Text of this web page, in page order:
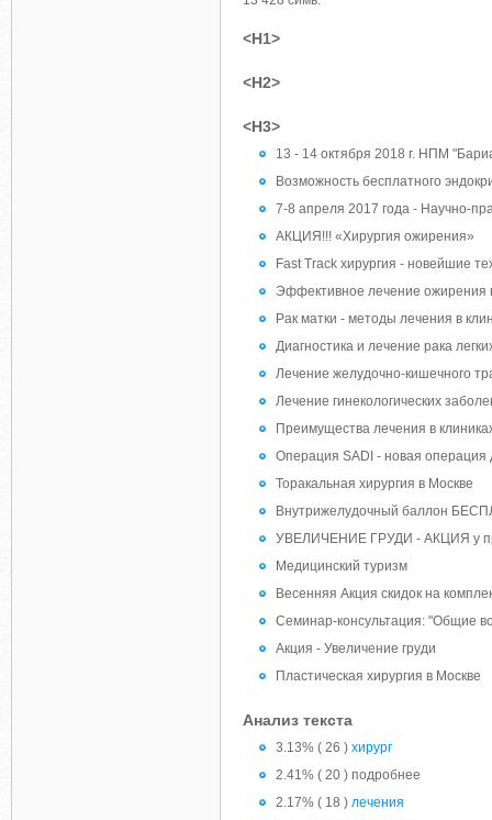
<H1>
<H2>
<H3>
13 - 14 октября 2018 г. НПМ
Возможность бесплатного
7-8 апреля 2017 года - Научно-
АКЦИЯ!!! «Хирургия ожирения»
Fast Track хирургия - новейшие
Эффективное лечение ожирения
Рак матки - методы лечения в
Диагностика и лечение рака
Лечение желудочно-кишечного
Лечение гинекологических
Преимущества лечения в
Операция SADI - новая операция
Торакальная хирургия в Москве
Внутрижелудочный баллон
УВЕЛИЧЕНИЕ ГРУДИ - АКЦИЯ у
Медицинский туризм
Весенняя Акция скидок на
Семинар-консультация: "Общие
Акция - Увеличение груди
Пластическая хирургия в Москве
Анализ текста
3.13% ( 26 ) хирург
2.41% ( 20 ) подробнее
2.17% ( 18 ) лечения